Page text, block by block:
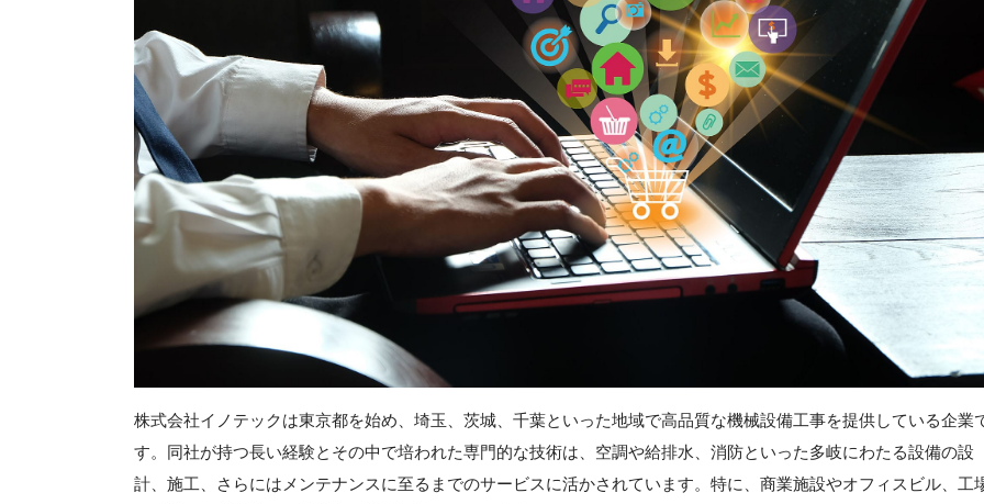
株式会社イノテックは東京都を始め、埼玉、茨城、千葉といった地域で高品質な機械設備工事を提供している企業
す。同社が持つ長い経験とその中で培われた専門的な技術は、空調や給排水、消防といった多岐にわたる設備の設
計、施工、さらにはメンテナンスに至るまでのサービスに活かされています。特に、商業施設やオフィスビル、工